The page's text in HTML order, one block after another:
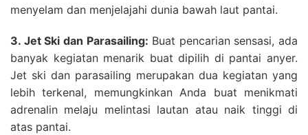
menyelam dan menjelajahi dunia bawah laut pantai.
3. Jet Ski dan Parasailing: Buat pencarian sensasi, ada
banyak kegiatan menarik buat dipilih di pantai anyer.
Jet ski dan parasailing merupakan dua kegiatan yang
lebih terkenal, memungkinkan Anda buat menikmati
adrenalin melaju melintasi lautan atau naik tinggi di
atas pantai.